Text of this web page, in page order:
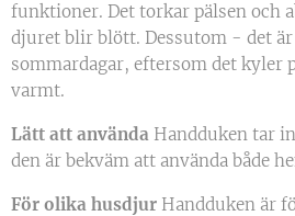
funktioner. Det torkar pälsen och
djuret blir blött. Dessutom - det
sommardagar, eftersom det kyler
varmt.
Lätt att använda Handduken tar
den är bekväm att använda både
För olika husdjur Handduken är